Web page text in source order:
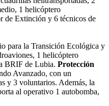
1 helicóptero
de Extinción y 6 técnicos de
para la Transición Ecológica y
1 helicóptero
BRIF de Lubia. Protección
Avanzado, con un
y 3 voluntarios. Además, la
al operativo 1 autobomba,